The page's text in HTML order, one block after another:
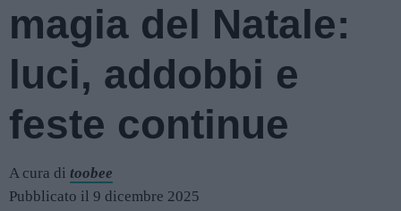
magia del Natale:
luci, addobbi e
feste continue
A cura di toobee
Pubblicato il 9 dicembre 2025